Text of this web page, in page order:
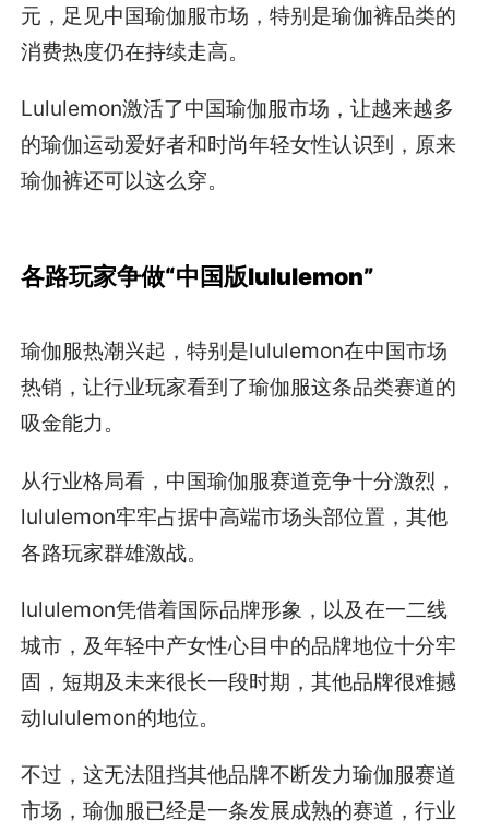
元，足见中国瑜伽服市场，特别是瑜伽裤品类的
消费热度仍在持续走高。
Lululemon激活了中国瑜伽服市场，让越来越多
的瑜伽运动爱好者和时尚年轻女性认识到，原来
瑜伽裤还可以这么穿。
各路玩家争做“中国版lululemon”
瑜伽服热潮兴起，特别是lululemon在中国市场
热销，让行业玩家看到了瑜伽服这条品类赛道的
吸金能力。
从行业格局看，中国瑜伽服赛道竞争十分激烈，
lululemon牢牢占据中高端市场头部位置，其他
各路玩家群雄激战。
lululemon凭借着国际品牌形象，以及在一二线
城市，及年轻中产女性心目中的品牌地位十分牢
固，短期及未来很长一段时期，其他品牌很难撼
动lululemon的地位。
不过，这无法阻挡其他品牌不断发力瑜伽服赛道
市场，瑜伽服已经是一条发展成熟的赛道，行业